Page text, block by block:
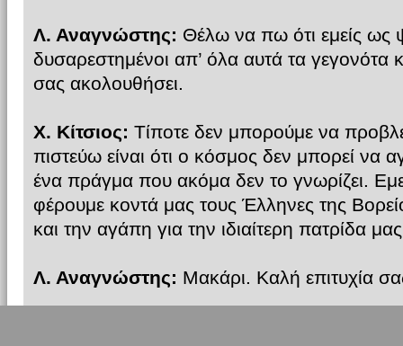
Λ. Αναγνώστης: Θέλω να πω ότι εμείς ως
δυσαρεστημένοι απ’ όλα αυτά τα γεγονότα
σας ακολουθήσει.
Χ. Κίτσιος: Τίποτε δεν μπορούμε να
πιστεύω είναι ότι ο κόσμος δεν μπορεί να
ένα πράγμα που ακόμα δεν το γνωρίζει.
φέρουμε κοντά μας τους Έλληνες της
και την αγάπη για την ιδιαίτερη πατρίδα
Λ. Αναγνώστης: Μακάρι. Καλή επιτυχία